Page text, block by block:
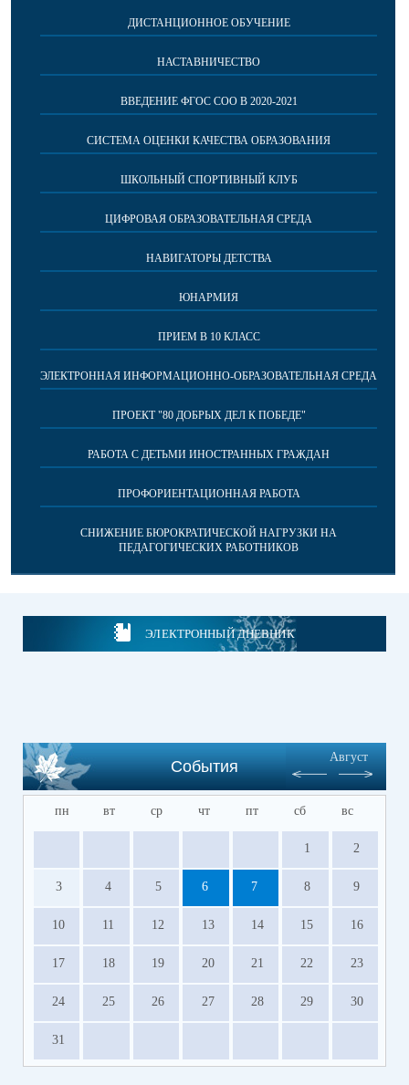
ДИСТАНЦИОННОЕ ОБУЧЕНИЕ
НАСТАВНИЧЕСТВО
ВВЕДЕНИЕ ФГОС СОО В 2020-2021
СИСТЕМА ОЦЕНКИ КАЧЕСТВА ОБРАЗОВАНИЯ
ШКОЛЬНЫЙ СПОРТИВНЫЙ КЛУБ
ЦИФРОВАЯ ОБРАЗОВАТЕЛЬНАЯ СРЕДА
НАВИГАТОРЫ ДЕТСТВА
ЮНАРМИЯ
ПРИЕМ В 10 КЛАСС
ЭЛЕКТРОННАЯ ИНФОРМАЦИОННО-ОБРАЗОВАТЕЛЬНАЯ СРЕДА
ПРОЕКТ "80 ДОБРЫХ ДЕЛ К ПОБЕДЕ"
РАБОТА С ДЕТЬМИ ИНОСТРАННЫХ ГРАЖДАН
ПРОФОРИЕНТАЦИОННАЯ РАБОТА
СНИЖЕНИЕ БЮРОКРАТИЧЕСКОЙ НАГРУЗКИ НА
ПЕДАГОГИЧЕСКИХ РАБОТНИКОВ
ЭЛЕКТРОННЫЙ ДНЕВНИК
События
Август
пн вт ср чт пт сб вс
1 2
3 4 5 6 7 8 9
10 11 12 13 14 15 16
17 18 19 20 21 22 23
24 25 26 27 28 29 30
31